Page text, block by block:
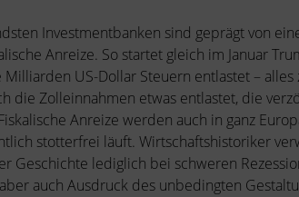
Investmentbanken sind geprägt von
Anreize. So startet gleich im Januar
US-Dollar Steuern entlastet –
die Zolleinnahmen etwas entlastet, die
Anreize werden auch in ganz
stotterfrei läuft. Wirtschaftshistoriker
Geschichte lediglich bei schweren
auch Ausdruck des unbedingten